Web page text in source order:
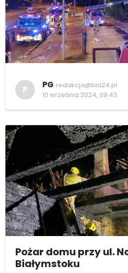
P PG redakcja@bia24.pl
10 września 2024, 09:43
Pożar domu przy ul.
Białymstoku